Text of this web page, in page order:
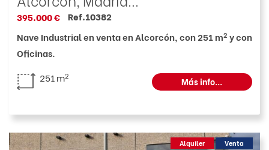
Ref.10382
395.000 €
Nave Industrial en venta en Alcorcón, con 251 m2 y con
Oficinas.
251 m2 Más info...
Alquiler Venta